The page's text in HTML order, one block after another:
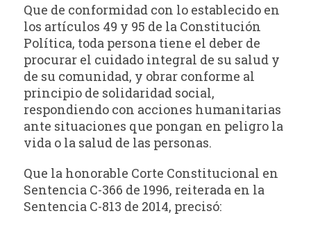
Que de conformidad con lo establecido en
los artículos 49 y 95 de la Constitución
Política, toda persona tiene el deber de
procurar el cuidado integral de su salud y
de su comunidad, y obrar conforme al
principio de solidaridad social,
respondiendo con acciones humanitarias
ante situaciones que pongan en peligro la
vida o la salud de las personas.
Que la honorable Corte Constitucional en
Sentencia C-366 de 1996, reiterada en la
Sentencia C-813 de 2014, precisó: